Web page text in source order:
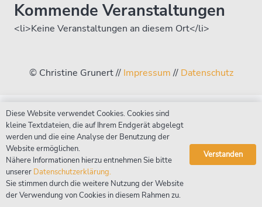
Kommende Veranstaltungen
<li>Keine Veranstaltungen an diesem Ort</li>
© Christine Grunert // Impressum// Datenschutz
Diese Website verwendet Cookies. Cookies sind
kleine Textdateien, die auf Ihrem Endgerät abgelegt
werden und die eine Analyse der Benutzung der
Website ermöglichen.
Nähere Informationen hierzu entnehmen Sie bitte
unserer Datenschutzerklärung.
Sie stimmen durch die weitere Nutzung der Website
der Verwendung von Cookies in diesem Rahmen zu.
Verstanden